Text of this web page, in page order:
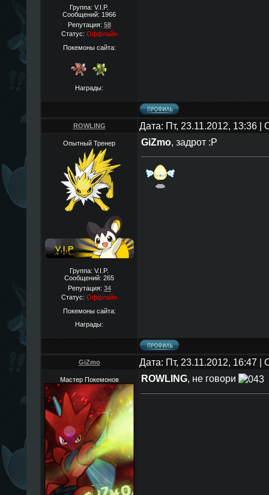
Группа: V.I.P.
Сообщений: 1966
Репутация: 58
Статус: Оффлайн
Покемоны сайта:
Награды:
ROWLING Дата: Пт, 23.11.2012, 13:36
Опытный Тренер
Группа: V.I.P.
Сообщений: 265
Репутация: 34
Статус: Оффлайн
Покемоны сайта:
Награды:
GiZmo, задрот :Р
GiZmo Дата: Пт, 23.11.2012, 16:47
Мастер Покемонов ROWLING, не говори